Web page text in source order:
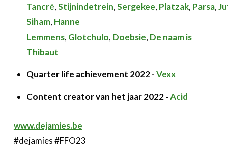
Tancré,Stijnindetrein,Sergekee, Platzak, Parsa,
Siham, Hanne
Lemmens, Glotchulo, Doebsie, De naam is
Thibaut
Quarter life achievement 2022 -Vexx
Content creator van het jaar 2022 -Acid
www.dejamies.be
#dejamies #FFO23